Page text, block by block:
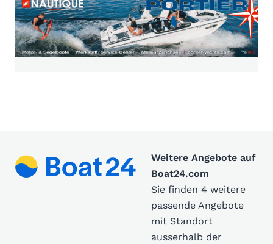
Weitere Angebote auf
Boat24.com
Sie finden 4 weitere
passende Angebote
mit Standort
ausserhalb der